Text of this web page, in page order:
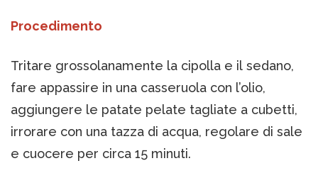
Procedimento
Tritare grossolanamente la cipolla e il sedano,
fare appassire in una casseruola con l’olio,
aggiungere le patate pelate tagliate a cubetti,
irrorare con una tazza di acqua, regolare di sale
e cuocere per circa 15 minuti.